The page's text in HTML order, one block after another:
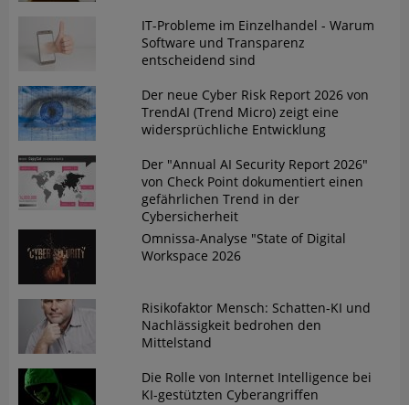
IT-Probleme im Einzelhandel - Warum
Software und Transparenz
entscheidend sind
Der neue Cyber Risk Report 2026 von
TrendAI (Trend Micro) zeigt eine
widersprüchliche Entwicklung
Der "Annual AI Security Report 2026"
von Check Point dokumentiert einen
gefährlichen Trend in der
Cybersicherheit
Omnissa-Analyse "State of Digital
Workspace 2026
Risikofaktor Mensch: Schatten-KI und
Nachlässigkeit bedrohen den
Mittelstand
Die Rolle von Internet Intelligence bei
KI-gestützten Cyberangriffen